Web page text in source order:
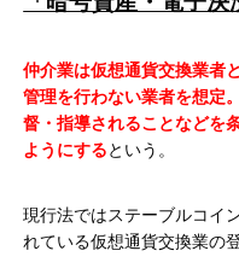
仲介業は仮想通貨交換業者
管理を行わない業者を想定
督・指導されることなどを
ようにするという。
現行法ではステーブルコイ
れている仮想通貨交換業の